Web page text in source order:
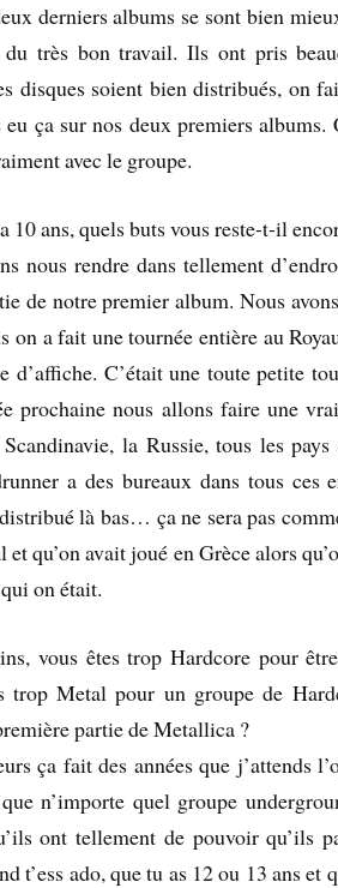
derniers albums se sont bien
très bon travail. Ils ont pris
disques soient bien distribués, on
eu ça sur nos deux premiers
avec le groupe.
10 ans, quels buts vous reste-t-il
nous rendre dans tellement
de notre premier album. Nous
on a fait une tournée entière au
d’affiche. C’était une toute petite
prochaine nous allons faire une
la Russie, tous les
a des bureaux dans tous ces
là bas… ça ne sera pas
qu’on avait joué en Grèce alors
on était.
vous êtes trop Hardcore pour
trop Metal pour un groupe de
partie de Metallica ?
ça fait des années que j’attends
n’importe quel groupe
ont tellement de pouvoir qu’ils
t’ess ado, que tu as 12 ou 13 ans et